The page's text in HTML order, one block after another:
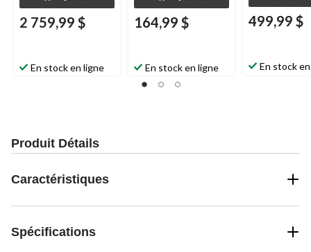
2 759,99 $
En stock en ligne
164,99 $
En stock en ligne
499,99 $
En stock
Produit Détails
Caractéristiques
Spécifications